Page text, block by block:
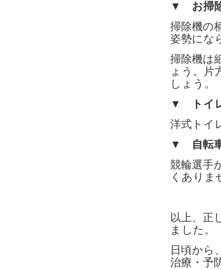
▼ お掃
掃除機の
姿勢にな
掃除機は
ょう。片
しょう。
▼ トイ
洋式トイ
▼ 自転
競輪選手
くありま
以上、正
ました。
日頃から
治療・予